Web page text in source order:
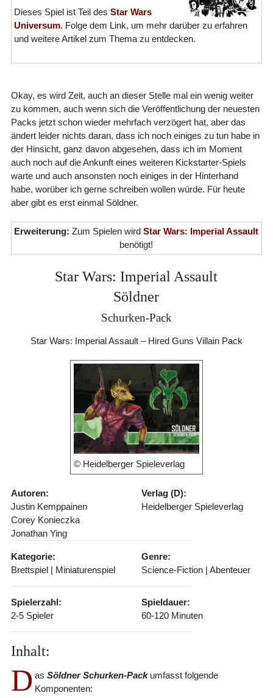
Dieses Spiel ist Teil des Star Wars
Universum. Folge dem Link, um mehr darüber zu erfahren
und weitere Artikel zum Thema zu entdecken.
Okay, es wird Zeit, auch an dieser Stelle mal ein wenig weiter
zu kommen, auch wenn sich die Veröffentlichung der neuesten
Packs jetzt schon wieder mehrfach verzögert hat, aber das
ändert leider nichts daran, dass ich noch einiges zu tun habe in
der Hinsicht, ganz davon abgesehen, dass ich im Moment
auch noch auf die Ankunft eines weiteren Kickstarter-Spiels
warte und auch ansonsten noch einiges in der Hinterhand
habe, worüber ich gerne schreiben wollen würde. Für heute
aber gibt es erst einmal Söldner.
Erweiterung: Zum Spielen wirdStar Wars: Imperial Assault
benötigt!
Star Wars: Imperial Assault
Söldner
Schurken-Pack
Star Wars: Imperial Assault – Hired Guns Villain Pack
© Heidelberger Spieleverlag
Autoren:
Justin Kemppainen
Corey Konieczka
Jonathan Ying
Verlag (D):
Heidelberger Spieleverlag
Kategorie:
Brettspiel | Miniaturenspiel
Genre:
Science-Fiction | Abenteuer
Spielerzahl:
2-5 Spieler
Spieldauer:
60-120 Minuten
Inhalt:
D as Söldner Schurken-Packumfasst folgende
Komponenten: